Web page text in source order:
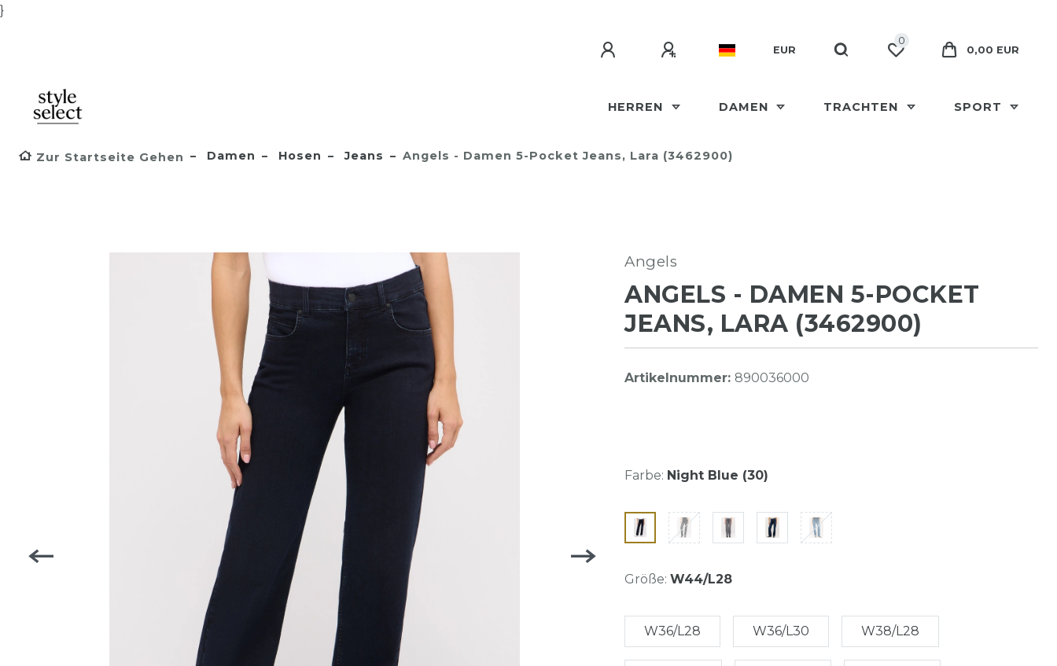
}
EUR
0
0,00 EUR
HERREN DAMEN TRACHTEN SPORT
Zur Startseite Gehen Damen Hosen Jeans Angels - Damen 5-Pocket Jeans, Lara (3462900)
Angels
ANGELS - DAMEN 5-POCKET
JEANS, LARA (3462900)
Artikelnummer: 890036000
Farbe: Night Blue (30)
Größe: W44/L28
W36/L28 W36/L30 W38/L28